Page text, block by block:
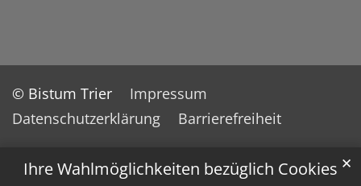
Ihre Wahlmöglichkeiten bezüglich Cookies ✕
© Bistum Trier
Impressum
Datenschutzerklärung
Barrierefreiheit